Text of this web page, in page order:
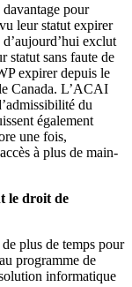
pour
leur statut expirer
exclut
statut sans faute de
expirer depuis le
Canada. L’ACAI
du
également
une fois,
à plus de main-
le droit de
plus de temps pour
programme de
informatique